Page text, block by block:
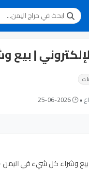
|
• 🕒
2026-06-25
بيع وشراء كل شيء في